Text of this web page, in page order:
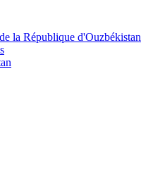
la République d'Ouzbékistan